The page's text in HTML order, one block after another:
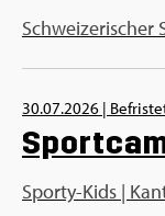
Schweizerischer
30.07.2026 |
Sporty-Kids |